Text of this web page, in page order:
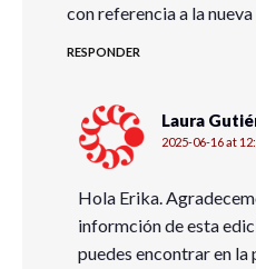
con referencia a la
RESPONDER
Laura
2025-06-16 at
Hola Erika.
informción de esta
puedes encontrar en